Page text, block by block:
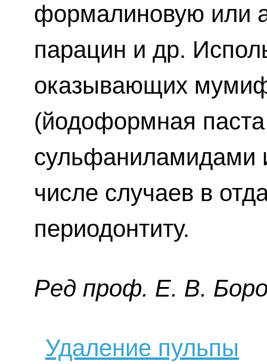
формалиновую или
парацин и др.
оказывающих
(йодоформная
сульфаниламидами
числе случаев в
периодонтиту.
Ред пpoф. E. В.
Удаление пульпы